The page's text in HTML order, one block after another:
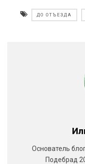
ДО ОТЪЕЗДА
Основатель
Подебрад